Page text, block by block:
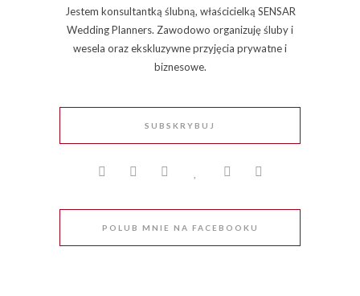
Jestem konsultantką ślubną, właścicielką SENSAR
Wedding Planners. Zawodowo organizuję śluby i
wesela oraz ekskluzywne przyjęcia prywatne i
biznesowe.
SUBSKRYBUJ
POLUB MNIE NA FACEBOOKU